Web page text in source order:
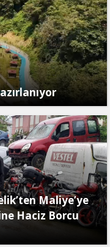
Maliye’ye
Haciz Borcu